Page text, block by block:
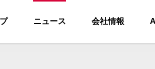
ニュース 会社情報